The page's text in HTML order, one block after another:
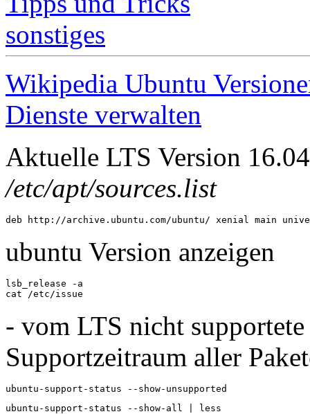
sonstiges
Wikipedia Ubuntu
Dienste verwalten
Aktuelle LTS Version
/etc/apt/sources.list
deb http://archive.ubuntu.com/ubuntu/ xenial main
ubuntu Version anzeigen
lsb_release -a
cat /etc/issue
- vom LTS nicht supportete
Supportzeitraum aller
ubuntu-support-status --show-unsupported
ubuntu-support-status --show-all | less